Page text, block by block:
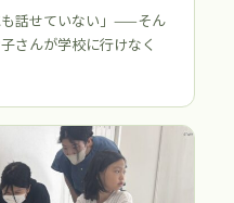
由【江戸川区・江
話せていない」——そん
さんが学校に行けなく